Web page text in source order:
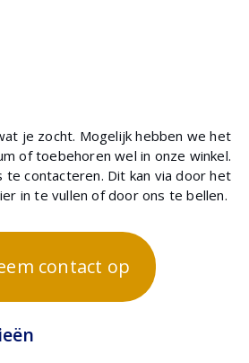
je zocht. Mogelijk hebben we het
of toebehoren wel in onze winkel.
te contacteren. Dit kan via door het
in te vullen of door ons te bellen.
contact op